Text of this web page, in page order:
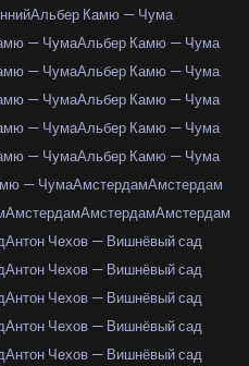
Альбер Камю — Чума
— ЧумаАльбер Камю — Чума
— ЧумаАльбер Камю — Чума
— ЧумаАльбер Камю — Чума
— ЧумаАльбер Камю — Чума
— ЧумаАльбер Камю — Чума
— ЧумаАмстердамАмстердам
АмстердамАмстердамАмстердам
Антон Чехов — Вишнёвый сад
Антон Чехов — Вишнёвый сад
Антон Чехов — Вишнёвый сад
Антон Чехов — Вишнёвый сад
Антон Чехов — Вишнёвый сад